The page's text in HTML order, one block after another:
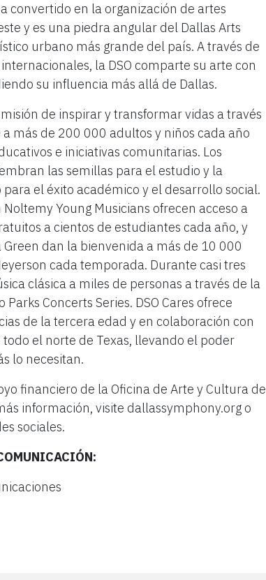
convertido en la organización de artes
y es una piedra angular del Dallas Arts
urbano más grande del país. A través de
la DSO comparte su arte con
su influencia más allá de Dallas.
de inspirar y transformar vidas a través
más de 200 000 adultos y niños cada año
e iniciativas comunitarias. Los
las semillas para el estudio y la
el éxito académico y el desarrollo social.
Young Musicians ofrecen acceso a
a cientos de estudiantes cada año, y
dan la bienvenida a más de 10 000
cada temporada. Durante casi tres
clásica a miles de personas a través de la
Concerts Series. DSO Cares ofrece
de la tercera edad y en colaboración con
el norte de Texas, llevando el poder
lo necesitan.
financiero de la Oficina de Arte y Cultura de
información, visite dallassymphony.org o
sociales.